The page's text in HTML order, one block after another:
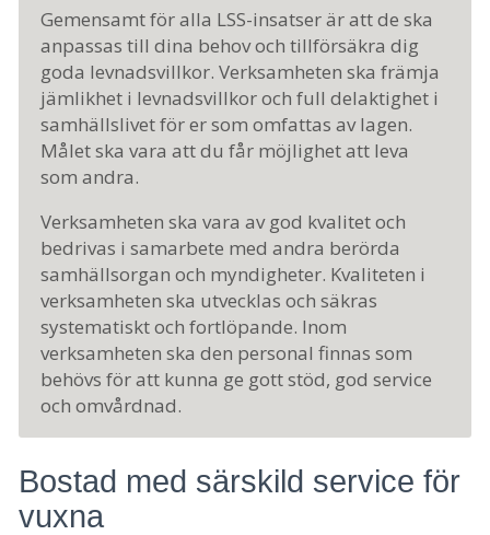
Gemensamt för alla LSS-insatser är att de ska
anpassas till dina behov och tillförsäkra dig
goda levnadsvillkor. Verksamheten ska främja
jämlikhet i levnadsvillkor och full delaktighet i
samhällslivet för er som omfattas av lagen.
Målet ska vara att du får möjlighet att leva
som andra.
Verksamheten ska vara av god kvalitet och
bedrivas i samarbete med andra berörda
samhällsorgan och myndigheter. Kvaliteten i
verksamheten ska utvecklas och säkras
systematiskt och fortlöpande. Inom
verksamheten ska den personal finnas som
behövs för att kunna ge gott stöd, god service
och omvårdnad.
Bostad med särskild service för
vuxna